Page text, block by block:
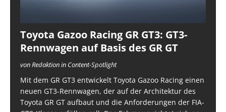
Toyota Gazoo Racing GR GT3: GT3-
Rennwagen auf Basis des GR GT
von Redaktion in Content-Spotlight
Mit dem GR GT3 entwickelt Toyota Gazoo Racing einen
neuen GT3-Rennwagen, der auf der Architektur des
Toyota GR GT aufbaut und die Anforderungen der FIA-